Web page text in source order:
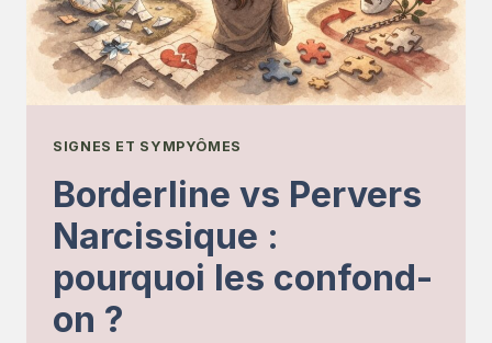
SIGNES ET SYMPYÔMES
Borderline vs Pervers
Narcissique :
pourquoi les confond-
on ?